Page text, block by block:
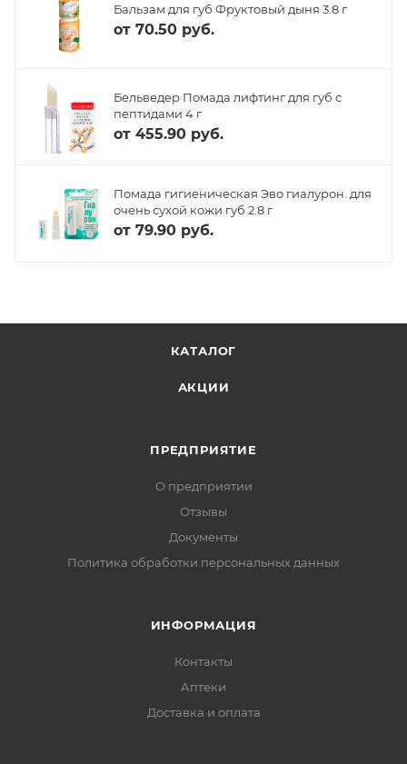
Бальзам для губ Фруктовый дыня 3.8 г
от 70.50 руб.
Бельведер Помада лифтинг для губ с
пептидами 4 г
от 455.90 руб.
Помада гигиеническая Эво гиалурон. для
очень сухой кожи губ 2.8 г
от 79.90 руб.
КАТАЛОГ
АКЦИИ
ПРЕДПРИЯТИЕ
О предприятии
Отзывы
Документы
Политика обработки персональных данных
ИНФОРМАЦИЯ
Контакты
Аптеки
Доставка и оплата